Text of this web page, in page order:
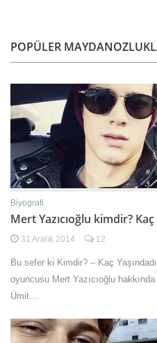
POPÜLER
Biyografi
Mert Yazıcıoğlu kimdir? Kaç
31 Aralık 2014 12
Bu sefer ki Kimdir? – Kaç
oyuncusu Mert Yazıcıoğlu
Ümit…